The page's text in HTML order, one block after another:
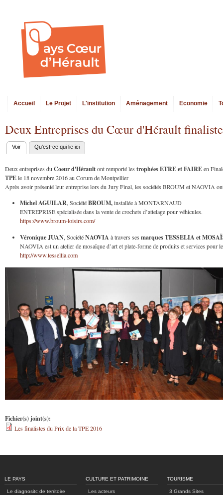
Menu principal
Accueil Le Projet L'institution Aménagement Economie
Deux Entreprises du Cœur d'Hérault
Onglets
principaux
Voir (onglet actif)
Qu'est-ce qui lie ici
Deux entreprises duCoeur d'Héraultont remporté les trophées ETRE et FAIREen
TPEle 18 novembre 2016 au Corum de Montpellier
Après avoir présenté leur entreprise lors du Jury Final, les sociétés BROUM et NAOVIA
Michel AGUILAR, SociétéBROUM,installée à MONTARNAUD
ENTREPRISE spécialisée dans la vente de crochets d’attelage pour véhicules.
https://www.broum-loisirs.com/
Véronique JUAN, SociétéNAOVIAà travers sesmarques TESSELIA et
NAOVIA est un atelier de mosaïque d’art et plate-forme de produits et services pour
http://www.tessellia.com
prix-tpe-
2016.jpg
Fichier(s) joint(s):
Les finalistes du Prix de la TPE 2016
LE PAYS
Le diagnositc de territoire
CULTURE ET PATRIMOINE
Les acteurs
TOURISME
3 Grands Sites